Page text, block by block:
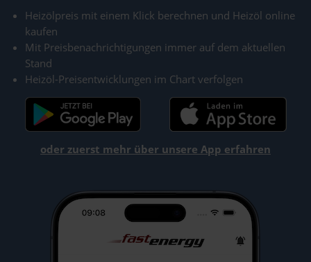
Heizölpreis mit einem Klick berechnen und Heizöl online
kaufen
Mit Preisbenachrichtigungen immer auf dem aktuellen
Stand
Heizöl-Preisentwicklungen im Chart verfolgen
oder zuerst mehr über unsere App erfahren